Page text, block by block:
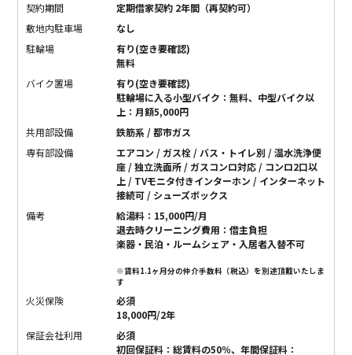
契約期間
定期借家契約 2年間（再契約可）
敷地内駐車場
なし
駐輪場
有り(空き要確認)
無料
バイク置場
有り(空き要確認)
駐輪場に入る小型バイク：無料、中型バイク以
上：月額5,000円
共用部設備
鉄筋系 / 都市ガス
専有部設備
エアコン / ガス栓 / バス・トイレ別 / 温水洗浄便
座 / 独立洗面所 / ガスコンロ対応 / コンロ2口以
上 / TVモニタ付きインターホン / インターネット
接続可 / シューズボックス
備考
給湯料：15,000円/月
退去時クリーニング費用：借主負担
楽器・民泊・ルームシェア・入居者入替不可
※賃料1.1ヶ月分の仲介手数料（税込）を別途頂戴いたしま
す
火災保険
必須
18,000円/2年
保証会社利用
必須
初回保証料：総賃料の50％、年間保証料：